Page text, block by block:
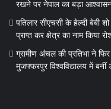
रखने पर नेपाल का बड़ा
पतिलार सीएचसी के हेल्दी बेबी
प्राप्त कर क्षेत्र का नाम किया
ग्रामीण अंचल की प्रतिभा ने फिर
मुजफ्फरपुर विश्वविद्यालय में